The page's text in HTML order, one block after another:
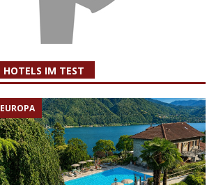
HOTELS IM TEST
EUROPA